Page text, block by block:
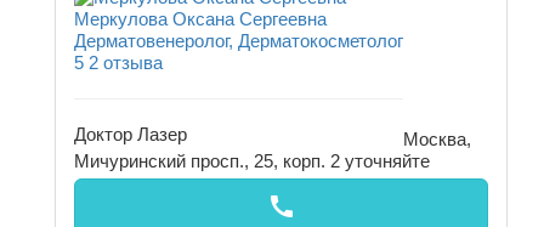
Меркулова Оксана Сергеевна
Дерматовенеролог, Дерматокосметолог
5 2 отзыва
Доктор Лазер
Москва,
Мичуринский просп., 25, корп. 2 уточняйте
call